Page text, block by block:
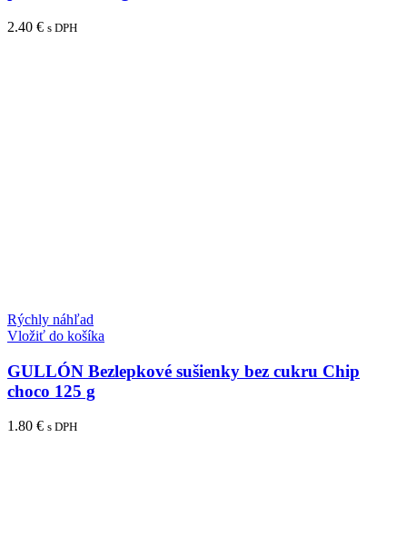
2.40 € s DPH
Rýchly náhľad
Vložiť do košíka
GULLÓN Bezlepkové sušienky bez cukru Chip
choco 125 g
1.80 € s DPH